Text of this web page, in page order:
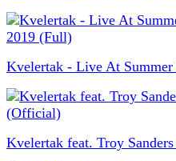
Kvelertak - Live At
Kvelertak feat. Troy